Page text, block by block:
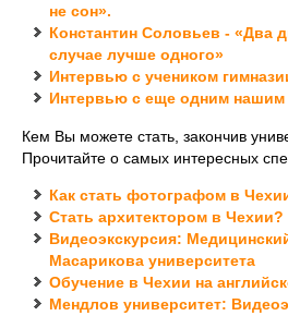
не сон».
Константин Соловьев - «Два
случае лучше одного»
Интервью с учеником
Интервью с еще одним
Кем Вы можете стать, закончив
Прочитайте о самых интересных
Как стать фотографом в
Стать архитектором в
Видеоэкскурсия:
Масарикова университета
Обучение в Чехии на
Мендлов университет: